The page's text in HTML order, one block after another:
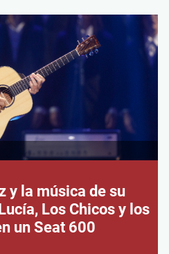
y la música de su
Los Chicos y los
un Seat 600